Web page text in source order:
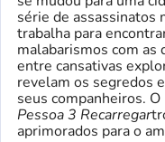
série de assassinatos
trabalha para
malabarismos com as
entre cansativas
revelam os segredos
seus companheiros.
Pessoa 3 Recarregar
aprimorados para o